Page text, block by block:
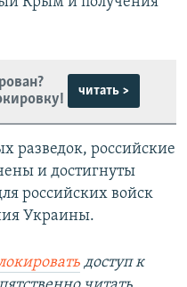
читать >
разведок, российские
и достигнуты
российских войск
Украины.
доступ к